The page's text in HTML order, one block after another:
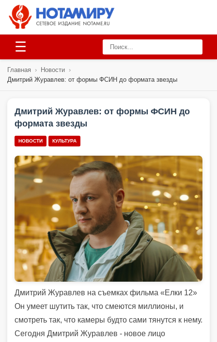
☰
Главная › Новости ›
Дмитрий Журавлев: от формы ФСИН до формата звезды
Дмитрий Журавлев: от формы ФСИН до
формата звезды
НОВОСТИ КУЛЬТУРА
Дмитрий Журавлев на съемках фильма «Елки 12»
Он умеет шутить так, что смеются миллионы, и
смотреть так, что камеры будто сами тянутся к нему.
Сегодня Дмитрий Журавлев - новое лицо